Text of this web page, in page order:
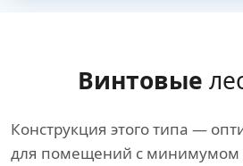
Винтовые
Конструкция этого типа —
для помещений с минимумом